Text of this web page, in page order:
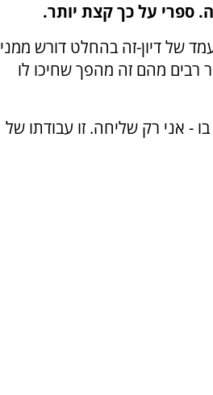
ספרי על כך קצת יותר.
של דיון-זה בהחלט דורש ממני
רבים מהם זה מהפך שחיכו לו
- אני רק שליחה. זו עבודתו של